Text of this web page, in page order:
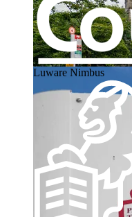
Luware Nimbus